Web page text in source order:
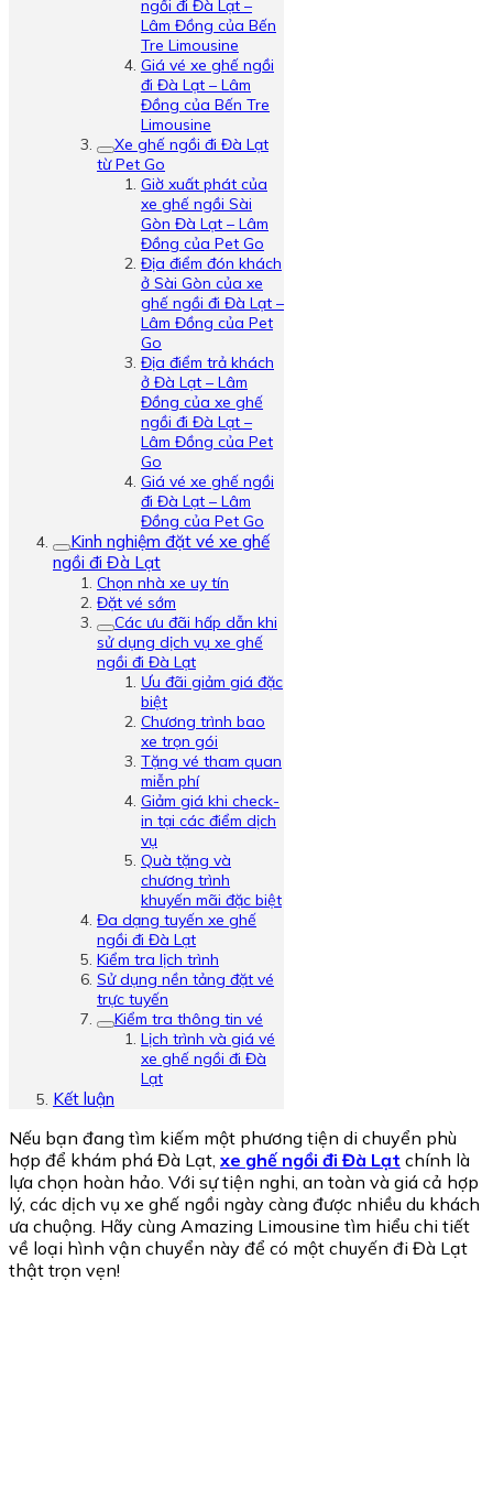
ngồi đi Đà Lạt –
Lâm Đồng của Bến
Tre Limousine
Giá vé xe ghế ngồi
đi Đà Lạt – Lâm
Đồng của Bến Tre
Limousine
Xe ghế ngồi đi Đà Lạt
từ Pet Go
Giờ xuất phát của
xe ghế ngồi Sài
Gòn Đà Lạt – Lâm
Đồng của Pet Go
Địa điểm đón khách
ở Sài Gòn của xe
ghế ngồi đi Đà Lạt –
Lâm Đồng của Pet
Go
Địa điểm trả khách
ở Đà Lạt – Lâm
Đồng của xe ghế
ngồi đi Đà Lạt –
Lâm Đồng của Pet
Go
Giá vé xe ghế ngồi
đi Đà Lạt – Lâm
Đồng của Pet Go
Kinh nghiệm đặt vé xe ghế
ngồi đi Đà Lạt
Chọn nhà xe uy tín
Đặt vé sớm
Các ưu đãi hấp dẫn khi
sử dụng dịch vụ xe ghế
ngồi đi Đà Lạt
Ưu đãi giảm giá đặc
biệt
Chương trình bao
xe trọn gói
Tặng vé tham quan
miễn phí
Giảm giá khi check-
in tại các điểm dịch
vụ
Quà tặng và
chương trình
khuyến mãi đặc biệt
Đa dạng tuyến xe ghế
ngồi đi Đà Lạt
Kiểm tra lịch trình
Sử dụng nền tảng đặt vé
trực tuyến
Kiểm tra thông tin vé
Lịch trình và giá vé
xe ghế ngồi đi Đà
Lạt
Kết luận
Nếu bạn đang tìm kiếm một phương tiện di chuyển phù
hợp để khám phá Đà Lạt, xe ghế ngồi đi Đà Lạt chính là
lựa chọn hoàn hảo. Với sự tiện nghi, an toàn và giá cả hợp
lý, các dịch vụ xe ghế ngồi ngày càng được nhiều du khách
ưa chuộng. Hãy cùng Amazing Limousine tìm hiểu chi tiết
về loại hình vận chuyển này để có một chuyến đi Đà Lạt
thật trọn vẹn!